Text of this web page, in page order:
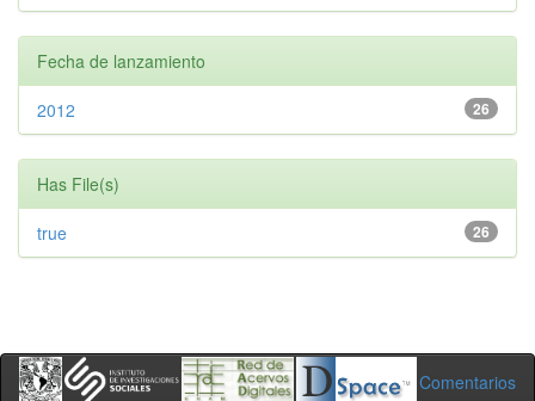
Fecha de lanzamiento
26
2012
Has File(s)
26
true
Comentarios